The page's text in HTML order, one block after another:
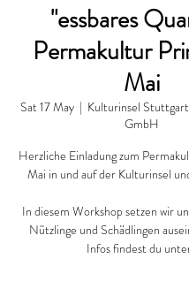
"essbares
Permakultur
Mai
Sat 17 May
  |
Kulturinsel
GmbH
Herzliche Einladung zum
Mai in und auf der Kulturinsel
In diesem Workshop setzen wir
Nützlinge und Schädlingen
Infos findest du